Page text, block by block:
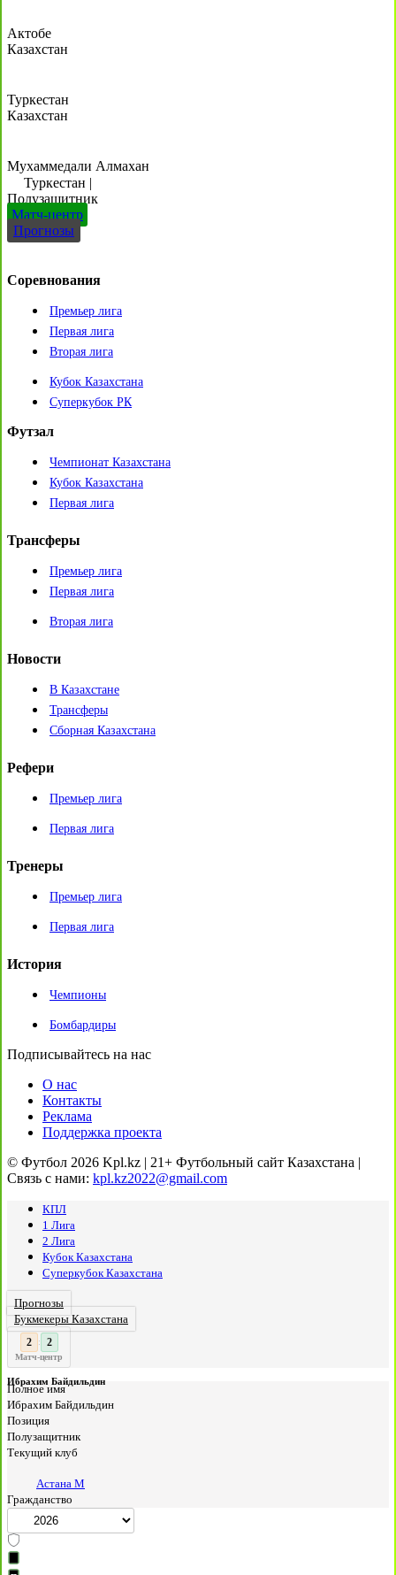
Актобе
Казахстан
Туркестан
Казахстан
Мухаммедали Алмахан
Туркестан |
Полузащитник
Матч-центр
Прогнозы
Соревнования
Премьер лига
Первая лига
Вторая лига
Кубок Казахстана
Суперкубок РК
Футзал
Чемпионат Казахстана
Кубок Казахстана
Первая лига
Трансферы
Премьер лига
Первая лига
Вторая лига
Новости
В Казахстане
Трансферы
Сборная Казахстана
Рефери
Премьер лига
Первая лига
Тренеры
Премьер лига
Первая лига
История
Чемпионы
Бомбардиры
Подписывайтесь на нас
О нас
Контакты
Реклама
Поддержка проекта
© Футбол 2026 Kpl.kz | 21+ Футбольный сайт Казахстана |
Связь с нами: kpl.kz2022@gmail.com
КПЛ
1 Лига
2 Лига
Кубок Казахстана
Суперкубок Казахстана
Прогнозы
Букмекеры Казахстана
3 : 2
Матч-центр
Ибрахим Байдильдин
Полное имя
Ибрахим Байдильдин
Позиция
Полузащитник
Текущий клуб
Астана М
Гражданство